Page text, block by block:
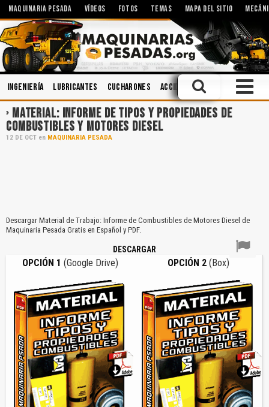
MAQUINARIA PESADA VÍDEOS FOTOS TEMAS MAPA DEL SITIO
Ingeniería Lubricantes Cucharones Accidentes Sistemas
MATERIAL: INFORME DE TIPOS Y PROPIEDADES DE
COMBUSTIBLES Y MOTORES DIESEL
12 DE OCT en MAQUINARIA PESADA
Descargar Material de Trabajo: Informe de Combustibles de Motores Diesel de
Maquinaria Pesada Gratis en Español y PDF.
DESCARGAR
OPCIÓN 1 (Google Drive) OPCIÓN 2(Box)